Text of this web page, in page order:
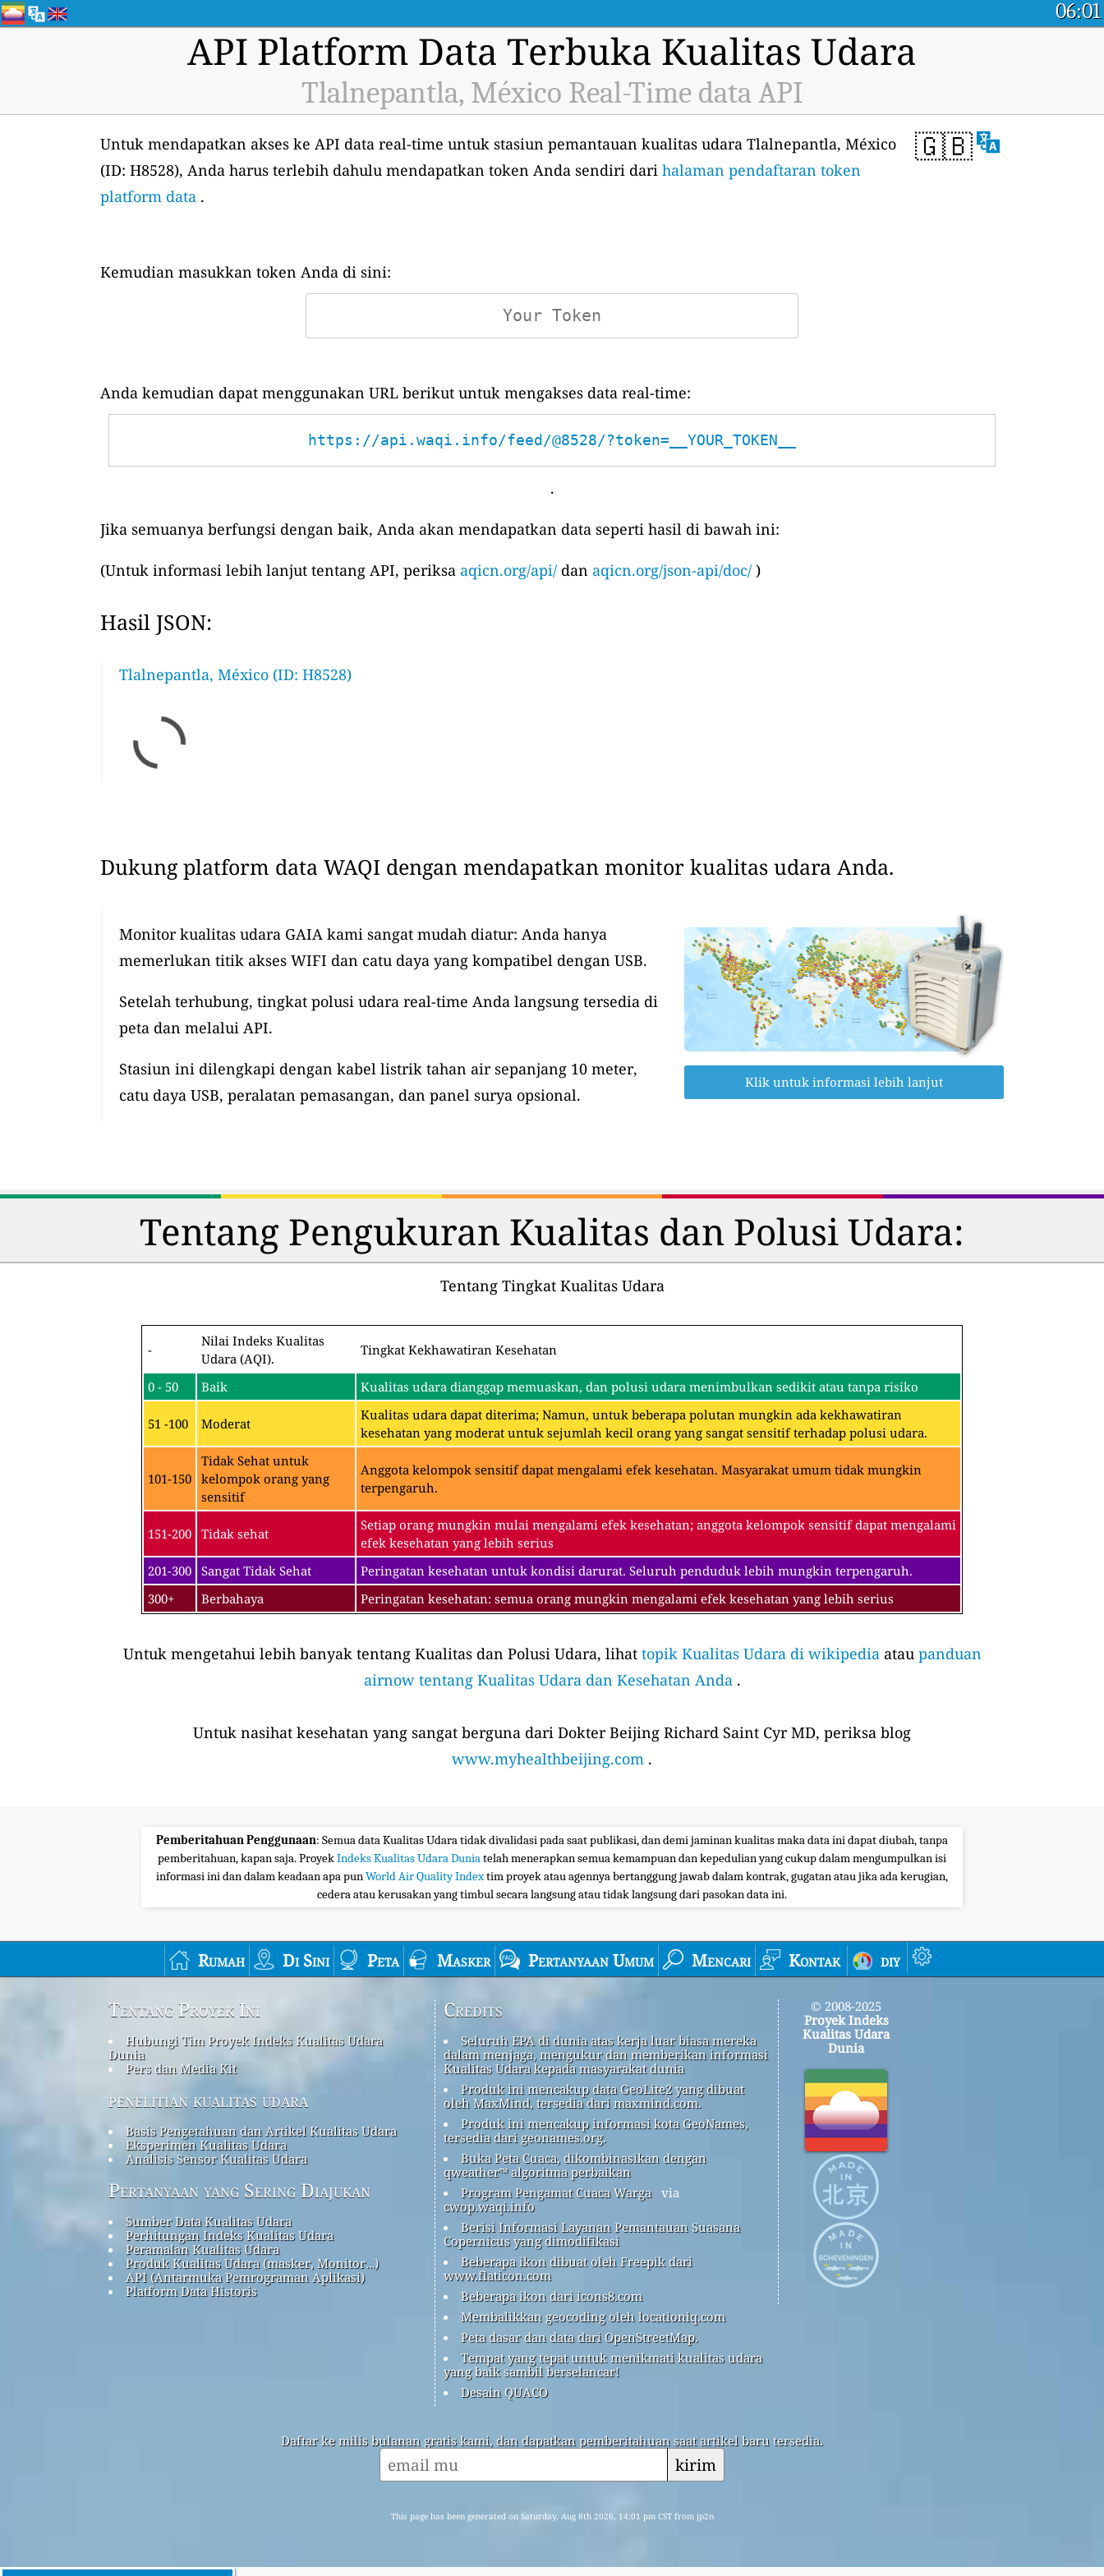
06:01
API Platform Data Terbuka Kualitas Udara
Tlalnepantla, México Real-Time data API
🇬🇧
Untuk mendapatkan akses ke API data real-time untuk stasiun pemantauan kualitas udara Tlalnepantla, México
(ID: H8528), Anda harus terlebih dahulu mendapatkan token Anda sendiri dari halaman pendaftaran token
platform data .
Kemudian masukkan token Anda di sini:
Anda kemudian dapat menggunakan URL berikut untuk mengakses data real-time:
https://api.waqi.info/feed/@8528/?token=__YOUR_TOKEN__
.
Jika semuanya berfungsi dengan baik, Anda akan mendapatkan data seperti hasil di bawah ini:
(Untuk informasi lebih lanjut tentang API, periksa aqicn.org/api/ dan aqicn.org/json-api/doc/ )
Hasil JSON:
Tlalnepantla, México (ID: H8528)
Dukung platform data WAQI dengan mendapatkan monitor kualitas udara Anda.
Monitor kualitas udara GAIA kami sangat mudah diatur: Anda hanya
memerlukan titik akses WIFI dan catu daya yang kompatibel dengan USB.
Setelah terhubung, tingkat polusi udara real-time Anda langsung tersedia di
peta dan melalui API.
Stasiun ini dilengkapi dengan kabel listrik tahan air sepanjang 10 meter,
catu daya USB, peralatan pemasangan, dan panel surya opsional.
Klik untuk informasi lebih lanjut
Tentang Pengukuran Kualitas dan Polusi Udara:
Tentang Tingkat Kualitas Udara
-
Nilai Indeks Kualitas
Udara (AQI).
Tingkat Kekhawatiran Kesehatan
0 - 50 Baik Kualitas udara dianggap memuaskan, dan polusi udara menimbulkan sedikit atau tanpa risiko
51 -100 Moderat
Kualitas udara dapat diterima; Namun, untuk beberapa polutan mungkin ada kekhawatiran
kesehatan yang moderat untuk sejumlah kecil orang yang sangat sensitif terhadap polusi udara.
101-150
Tidak Sehat untuk
kelompok orang yang
sensitif
Anggota kelompok sensitif dapat mengalami efek kesehatan. Masyarakat umum tidak mungkin
terpengaruh.
151-200 Tidak sehat
Setiap orang mungkin mulai mengalami efek kesehatan; anggota kelompok sensitif dapat mengalami
efek kesehatan yang lebih serius
201-300 Sangat Tidak Sehat
Peringatan kesehatan untuk kondisi darurat. Seluruh penduduk lebih mungkin terpengaruh.
300+
Berbahaya Peringatan kesehatan: semua orang mungkin mengalami efek kesehatan yang lebih serius
Untuk mengetahui lebih banyak tentang Kualitas dan Polusi Udara, lihat topik Kualitas Udara di wikipediaatau panduan
airnow tentang Kualitas Udara dan Kesehatan Anda.
Untuk nasihat kesehatan yang sangat berguna dari Dokter Beijing Richard Saint Cyr MD, periksa blog
www.myhealthbeijing.com .
Pemberitahuan Penggunaan: Semua data Kualitas Udara tidak divalidasi pada saat publikasi, dan demi jaminan kualitas maka data ini dapat diubah, tanpa
pemberitahuan, kapan saja. ProyekIndeks Kualitas Udara Duniatelah menerapkan semua kemampuan dan kepedulian yang cukup dalam mengumpulkan isi
informasi ini dan dalam keadaan apa punWorld Air Quality Indextim proyek atau agennya bertanggung jawab dalam kontrak, gugatan atau jika ada kerugian,
cedera atau kerusakan yang timbul secara langsung atau tidak langsung dari pasokan data ini.
Rumah Di Sini Peta Masker Pertanyaan Umum Mencari Kontak diy
Tentang Proyek Ini
Hubungi Tim Proyek Indeks Kualitas Udara
Dunia
Pers dan Media Kit
penelitian kualitas udara
Basis Pengetahuan dan Artikel Kualitas Udara
Eksperimen Kualitas Udara
Analisis Sensor Kualitas Udara
Pertanyaan yang Sering Diajukan
Sumber Data Kualitas Udara
Perhitungan Indeks Kualitas Udara
Peramalan Kualitas Udara
Produk Kualitas Udara (masker, Monitor…)
API (Antarmuka Pemrograman Aplikasi)
Platform Data Historis
Credits
Seluruh EPA di dunia atas kerja luar biasa mereka
dalam menjaga, mengukur dan memberikan informasi
Kualitas Udara kepada masyarakat dunia
Produk ini mencakup data GeoLite2 yang dibuat
oleh MaxMind, tersedia dari maxmind.com.
Produk ini mencakup informasi kota GeoNames,
tersedia dari geonames.org.
Buka Peta Cuaca, dikombinasikan dengan
qweather™ algoritma perbaikan
Program Pengamat Cuaca Warga via
cwop.waqi.info
Berisi Informasi Layanan Pemantauan Suasana
Copernicus yang dimodifikasi
Beberapa ikon dibuat oleh Freepik dari
www.flaticon.com
Beberapa ikon dari icons8.com
Membalikkan geocoding oleh locationiq.com
Peta dasar dan data dari OpenStreetMap.
Tempat yang tepat untuk menikmati kualitas udara
yang baik sambil berselancar!
Desain QUACO
© 2008-2025
Proyek Indeks
Kualitas Udara
Dunia
Daftar ke milis bulanan gratis kami, dan dapatkan pemberitahuan saat artikel baru tersedia.
kirim
This page has been generated on Saturday, Aug 8th 2026, 14:01 pm CST from jp2n